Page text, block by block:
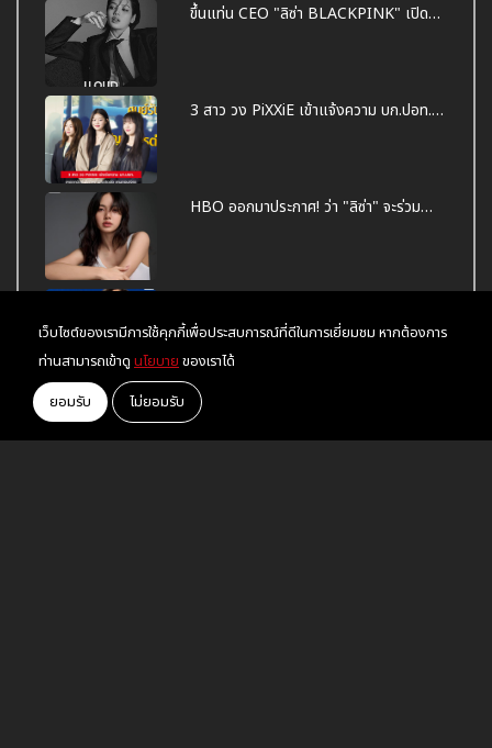
ขึ้นแท่น CEO "ลิซ่า BLACKPINK" เปิด
3 สาว วง PiXXiE เข้าแจ้งความ บก.ปอท.
HBO ออกมาประกาศ! ว่า "ลิซ่า" จะร่วม
แฟนลูกครึ่ง จบรัก 5 ปี
ทุกด้อมรวมพลังโหวต "แมนสรวง" จาก
เว็บไซต์ของเรามีการใช้คุกกี้เพื่อประสบการณ์ที่ดีในการเยี่ยมชม หากต้องการ
ท่านสามารถเข้าดู นโยบายของเราได้
ยอมรับ
ไม่ยอมรับ